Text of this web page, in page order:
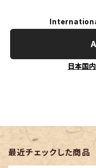
日本国
最近チェックした商品